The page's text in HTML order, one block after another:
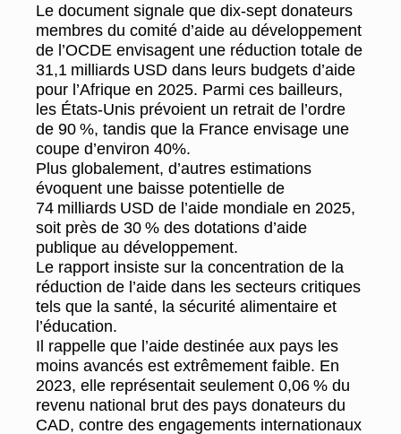
Le document signale que dix-sept donateurs
membres du comité d’aide au développement
de l’OCDE envisagent une réduction totale de
31,1 milliards USD dans leurs budgets d’aide
pour l’Afrique en 2025. Parmi ces bailleurs,
les États-Unis prévoient un retrait de l’ordre
de 90 %, tandis que la France envisage une
coupe d’environ 40%.
Plus globalement, d’autres estimations
évoquent une baisse potentielle de
74 milliards USD de l’aide mondiale en 2025,
soit près de 30 % des dotations d’aide
publique au développement.
Le rapport insiste sur la concentration de la
réduction de l’aide dans les secteurs critiques
tels que la santé, la sécurité alimentaire et
l’éducation.
Il rappelle que l’aide destinée aux pays les
moins avancés est extrêmement faible. En
2023, elle représentait seulement 0,06 % du
revenu national brut des pays donateurs du
CAD, contre des engagements internationaux